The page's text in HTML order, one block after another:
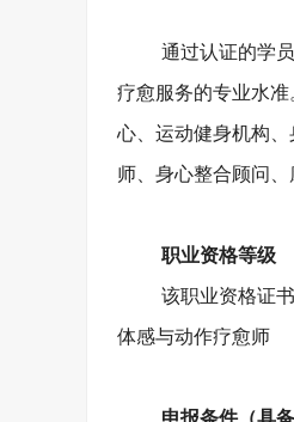
通过认证的学
疗愈服务的专业水
心、运动健身机构
师、身心整合顾问
职业资格等级
该职业资格证
体感与动作疗愈师
申报条件（具